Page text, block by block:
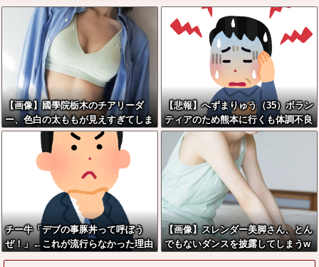
【画像】國學院栃木のチアリーダ
ー、色白の太ももが見えすぎてしま
うwww
【悲報】へずまりゅう（35）ボラン
ティアのため熊本に行くも体調不良
で病院に行く
チー牛「デブの事豚丼って呼ぼう
ぜ！」←これが流行らなかった理由
【画像】スレンダー美脚さん、とん
でもないダンスを披露してしまうw
wwwwwwww